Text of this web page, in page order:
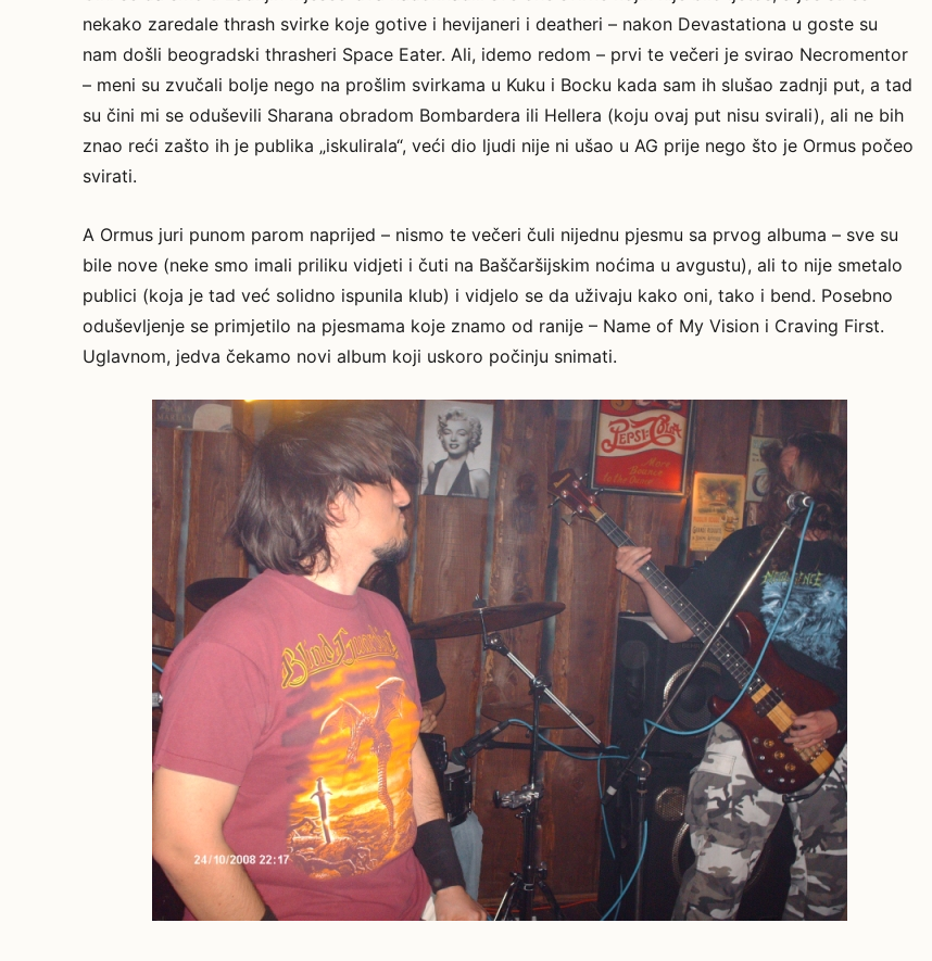
nekako zaredale thrash svirke koje gotive i hevijaneri i deatheri – nakon Devastationa u goste su
nam došli beogradski thrasheri Space Eater. Ali, idemo redom – prvi te večeri je svirao Necromentor
– meni su zvučali bolje nego na prošlim svirkama u Kuku i Bocku kada sam ih slušao zadnji put, a tad
su čini mi se oduševili Sharana obradom Bombardera ili Hellera (koju ovaj put nisu svirali), ali ne bih
znao reći zašto ih je publika „iskulirala“, veći dio ljudi nije ni ušao u AG prije nego što je Ormus počeo
svirati.
A Ormus juri punom parom naprijed – nismo te večeri čuli nijednu pjesmu sa prvog albuma – sve su
bile nove (neke smo imali priliku vidjeti i čuti na Baščaršijskim noćima u avgustu), ali to nije smetalo
publici (koja je tad već solidno ispunila klub) i vidjelo se da uživaju kako oni, tako i bend. Posebno
oduševljenje se primjetilo na pjesmama koje znamo od ranije – Name of My Vision i Craving First.
Uglavnom, jedva čekamo novi album koji uskoro počinju snimati.